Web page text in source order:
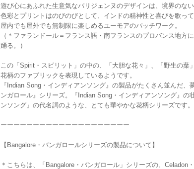
遊び心にあふれた生意気なパリジェンヌのデザインは、境界のな
色彩とプリントはのびのびとして、インドの精神性と喜びを歌って
屋内でも屋外でも無制限に楽しめるユーモアのパッチワーク。
（＊ファランドール＝フランス語・南フランスのプロバンス地
踊る。）
この「Spirit・スピリット」の中の、「大胆な花々」、「野生の
花柄のファブリックを表現しているようです。
『Indian Song・インディアンソング』の製品がたくさん並んだ
ンガロール』シリーズ。『Indian Song・インディアンソング』
ンソング』の代名詞のような、とても華やかな花柄シリーズです。
ーーーーーーーーーーーーーーーーーーーー
【Bangalore・バンガロールシリーズの製品について】
＊こちらは、「Bangalore・バンガロール」シリーズの、